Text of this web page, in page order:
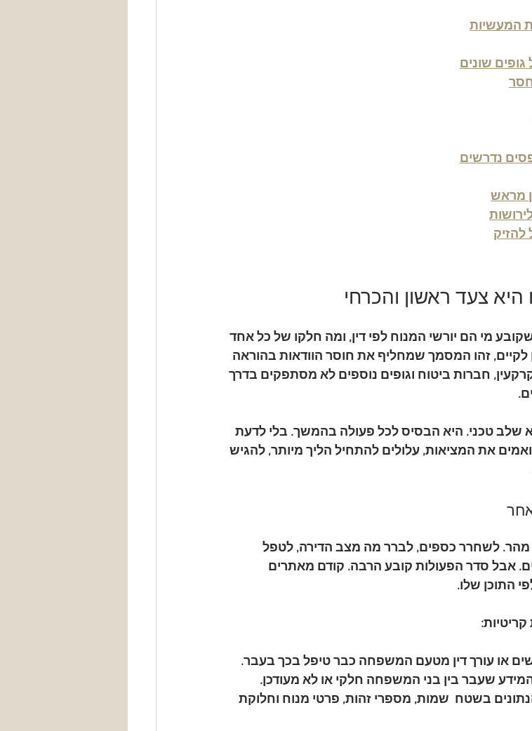
המעשיות
שונים
חסר
מראש
להזיק
היא צעד ראשון והכרחי
מי הם יורשי המנוח לפי דין, ומה חלקו של כל אחד
לקיים, זהו המסמך שמחליף את חוסר הוודאות בהוראה
חברות ביטוח וגופים נוספים לא מסתפקים בדרך
שלב טכני. היא הבסיס לכל פעולה בהמשך. בלי לדעת
את המציאות, עלולים להתחיל הליך מיותר, להגיש
לשחרר כספים, לברר מה מצב הדירה, לטפל
אבל סדר הפעולות קובע הרבה. קודם מאתרים
התוכן שלו.
או עורך דין מטעם המשפחה כבר טיפל בכך בעבר.
שעבר בין בני המשפחה חלקי או לא מעודכן.
בשטח
  שמות, מספרי זהות, פרטי מנוח וחלוקת